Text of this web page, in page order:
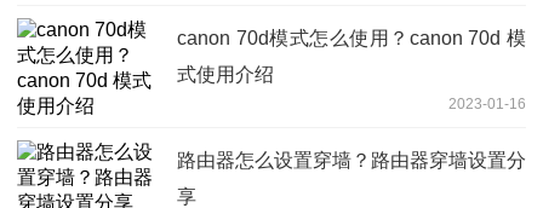
canon 70d模式怎么使用？canon 70d 模
式使用介绍
2023-01-16
路由器怎么设置穿墙？路由器穿墙设置分
享